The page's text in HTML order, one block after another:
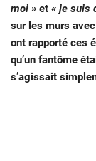
moi » et « je suis
sur les murs
ont rapporté ces
qu’un fantôme
s’agissait